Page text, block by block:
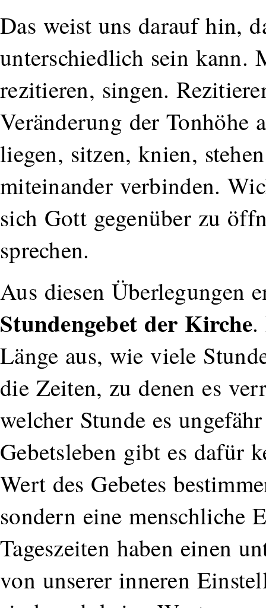
Das weist uns darauf hin,
unterschiedlich sein kann.
rezitieren, singen.
Veränderung der Tonhöhe
liegen, sitzen, knien,
miteinander verbinden.
sich Gott gegenüber zu
sprechen.
Aus diesen Überlegungen
Stundengebet der Kirche.
Länge aus, wie viele
die Zeiten, zu denen es
welcher Stunde es
Gebetsleben gibt es dafür
Wert des Gebetes
sondern eine menschliche
Tageszeiten haben einen
von unserer inneren